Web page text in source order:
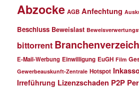
Abzocke AGB Anfechtung
Beschluss Beweislast
bittorrent
E-Mail-Werbung Einwilligung EuGH Film
Gewerbeauskunft-Zentrale Hotspot
Irreführung Lizenzschaden P2P